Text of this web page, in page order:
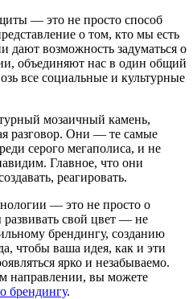
— это не просто способ
о том, кто мы есть
возможность задуматься о
объединяют нас в один общий
все социальные и культурные
мозаичный камень,
разговор. Они — те самые
серого мегаполиса, и не
Главное, что они
реагировать.
— это не просто о
свой цвет — не
брендингу, созданию
чтобы ваша идея, как и эти
ярко и незабываемо.
направлении, вы можете
брендингу.